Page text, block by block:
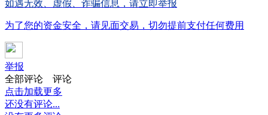
如遇无效、虚假、诈骗信息，请立即举报
为了您的资金安全，请见面交易，切勿提前支付任何费用
举报
全部评论
评论
点击加载更多
还没有评论...